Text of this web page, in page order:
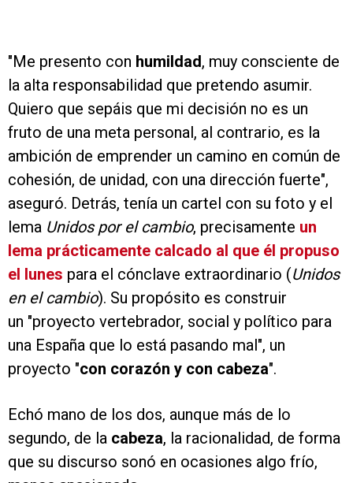
"Me presento con humildad, muy consciente de
la alta responsabilidad que pretendo asumir.
Quiero que sepáis que mi decisión no es un
fruto de una meta personal, al contrario, es la
ambición de emprender un camino en común de
cohesión, de unidad, con una dirección fuerte",
aseguró. Detrás, tenía un cartel con su foto y el
lema Unidos por el cambio, precisamente un
lema prácticamente calcado al que él propuso
el lunes para el cónclave extraordinario (Unidos
en el cambio). Su propósito es construir
un "proyecto vertebrador, social y político para
una España que lo está pasando mal", un
proyecto "con corazón y con cabeza".
Echó mano de los dos, aunque más de lo
segundo, de la cabeza, la racionalidad, de forma
que su discurso sonó en ocasiones algo frío,